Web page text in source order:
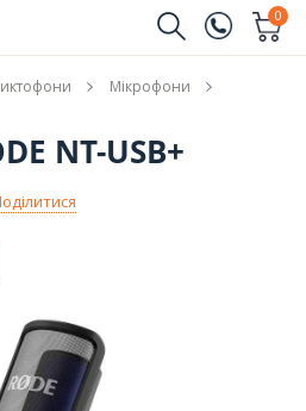
(096)
(044)
0
Мікрофони
NT-USB+
Купити